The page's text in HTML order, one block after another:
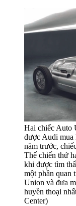
Hai chiếc Auto
được Audi mua
năm trước,
Thế chiến thứ
khi được tìm
một phần quan
Union và đưa
huyền thoại
Center)